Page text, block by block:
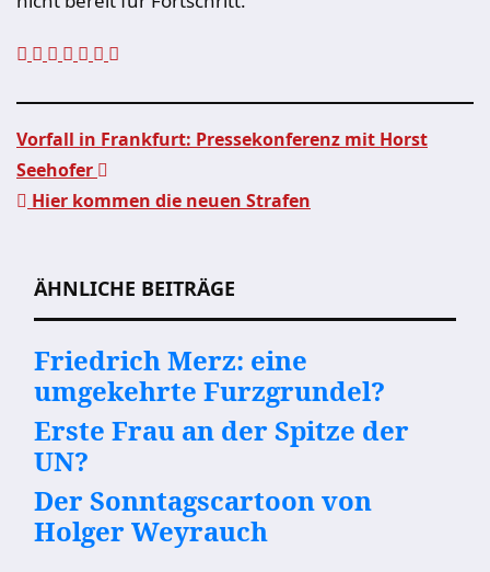
Beitragsnavigation
Vorfall in Frankfurt: Pressekonferenz mit Horst
Seehofer
Hier kommen die neuen Strafen
ÄHNLICHE BEITRÄGE
Friedrich Merz: eine
umgekehrte Furzgrundel?
Erste Frau an der Spitze der
UN?
Der Sonntagscartoon von
Holger Weyrauch